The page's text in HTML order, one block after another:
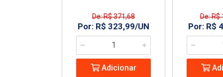
De: R$ 371,68
Por: R$ 323,99/UN
Adicionar
De: R$
Por: R$